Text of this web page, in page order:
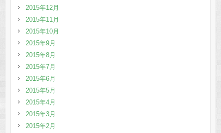
2015年12月
2015年11月
2015年10月
2015年9月
2015年8月
2015年7月
2015年6月
2015年5月
2015年4月
2015年3月
2015年2月